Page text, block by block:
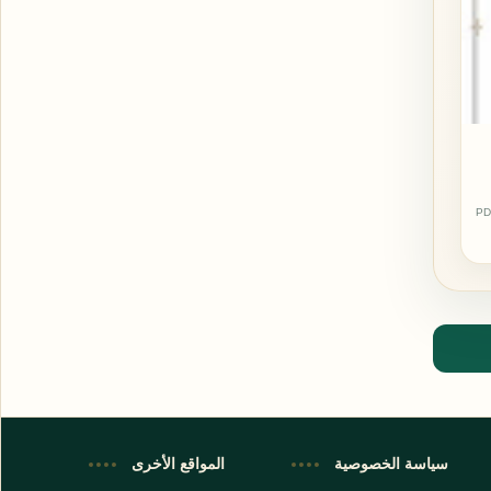
اشترك الآن
اشترك في قناتنا على تليجرام سياسة الخصوصية المواقع الأخرى